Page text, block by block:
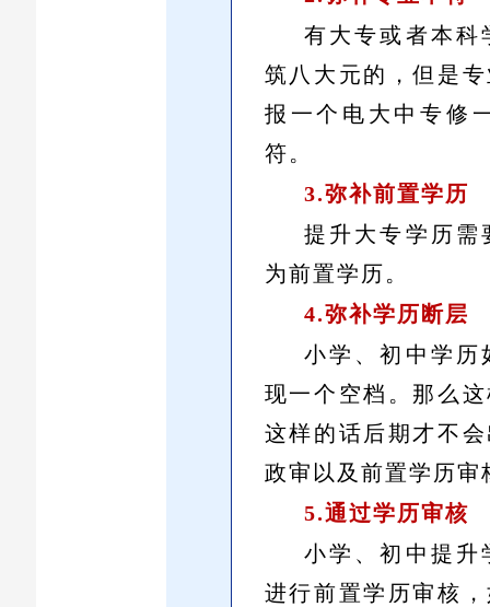
有大专或者本科
筑八大元的，但是
报一个电大中专修
符。
3.弥补前置学历
提升大专学历需
为前置学历。
4.弥补学历断层
小学、初中学历
现一个空档。那么
这样的话后期才不
政审以及前置学历审
5.通过学历审核
小学、初中提升
进行前置学历审核